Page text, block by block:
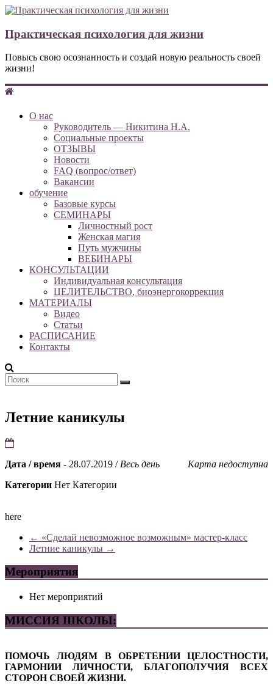
Практическая психология для жизни
Повысь свою осознанность и создай новую реальность своей
жизни!
О нас
Руководитель — Никитина Н.А.
Социальные проекты
ОТЗЫВЫ
Новости
FAQ (вопрос/ответ)
Вакансии
обучение
Базовые курсы
СЕМИНАРЫ
Личностный рост
Женская магия
Путь мужчины
ВЕБИНАРЫ
КОНСУЛЬТАЦИИ
Индивидуальная консультация
ЦЕЛИТЕЛЬСТВО, биоэнергокоррекция
МАТЕРИАЛЫ
Видео
Статьи
РАСПИСАНИЕ
Контакты
Летние каникулы
Карта недоступна
Дата / время - 28.07.2019 / Весь день
Категории Нет Категории
here
← «Сделай невозможное возможным» мастер-класс
Летние каникулы →
Мероприятия
Нет мероприятий
МИССИЯ ШКОЛЫ:
ПОМОЧЬ ЛЮДЯМ В ОБРЕТЕНИИ ЦЕЛОСТНОСТИ,
ГАРМОНИИ ЛИЧНОСТИ, БЛАГОПОЛУЧИЯ ВСЕХ
СТОРОН СВОЕЙ ЖИЗНИ.